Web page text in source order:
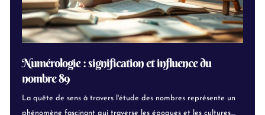
Numérologie : signification et influence du
nombre 89
La quête de sens à travers l'étude des nombres représente un
phénomène fascinant qui traverse les époques et les cultures....